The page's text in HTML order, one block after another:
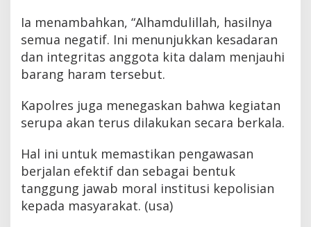
Ia menambahkan, “Alhamdulillah, hasilnya
semua negatif. Ini menunjukkan kesadaran
dan integritas anggota kita dalam menjauhi
barang haram tersebut.
Kapolres juga menegaskan bahwa kegiatan
serupa akan terus dilakukan secara berkala.
Hal ini untuk memastikan pengawasan
berjalan efektif dan sebagai bentuk
tanggung jawab moral institusi kepolisian
kepada masyarakat. (usa)